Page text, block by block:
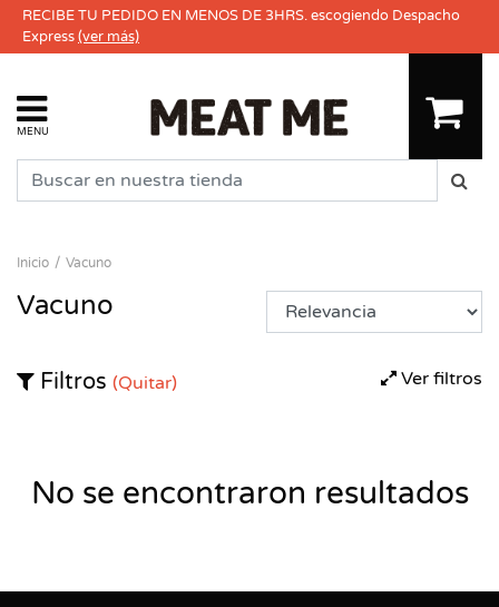
RECIBE TU PEDIDO EN MENOS DE 3HRS. escogiendo Despacho
Express(ver más)
MENU
Inicio Vacuno
Vacuno
Ver filtros
Filtros (Quitar)
No se encontraron resultados